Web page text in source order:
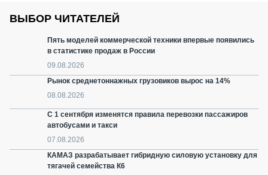
ВЫБОР ЧИТАТЕЛЕЙ
Пять моделей коммерческой техники впервые появились
в статистике продаж в России
09.08.2026
Рынок среднетоннажных грузовиков вырос на 14%
08.08.2026
С 1 сентября изменятся правила перевозки пассажиров
автобусами и такси
07.08.2026
КАМАЗ разрабатывает гибридную силовую установку для
тягачей семейства К6